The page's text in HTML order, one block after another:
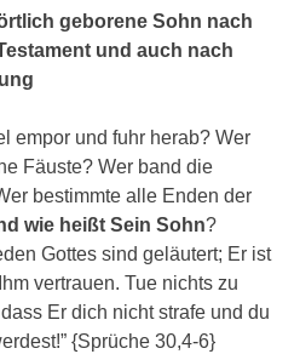
geborene Sohn nach
und auch nach
empor und fuhr herab? Wer
Fäuste? Wer band die
bestimmte alle Enden der
wie heißt Sein Sohn?
Gottes sind geläutert; Er ist
vertrauen. Tue nichts zu
Er dich nicht strafe und du
{Sprüche 30,4-6}